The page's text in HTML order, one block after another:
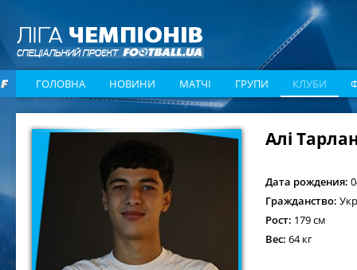
ГОЛОВНА НОВИНИ МАТЧІ ГРУПИ КЛУБИ
Алі
Дата рождения:
Гражданство:
Рост: 179 см
Вес: 64 кг